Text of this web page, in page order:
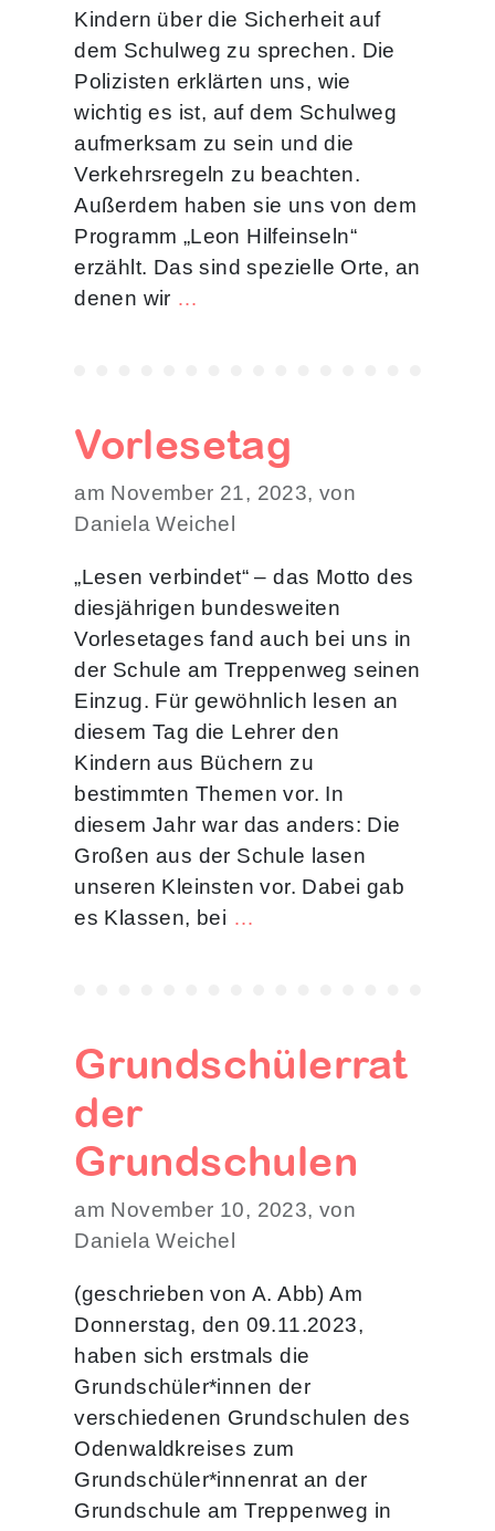
Kindern über die Sicherheit auf
dem Schulweg zu sprechen. Die
Polizisten erklärten uns, wie
wichtig es ist, auf dem Schulweg
aufmerksam zu sein und die
Verkehrsregeln zu beachten.
Außerdem haben sie uns von dem
Programm „Leon Hilfeinseln“
erzählt. Das sind spezielle Orte, an
denen wir …
Vorlesetag
am November 21, 2023, von
Daniela Weichel
„Lesen verbindet“ – das Motto des
diesjährigen bundesweiten
Vorlesetages fand auch bei uns in
der Schule am Treppenweg seinen
Einzug. Für gewöhnlich lesen an
diesem Tag die Lehrer den
Kindern aus Büchern zu
bestimmten Themen vor. In
diesem Jahr war das anders: Die
Großen aus der Schule lasen
unseren Kleinsten vor. Dabei gab
es Klassen, bei …
Grundschülerrat
der
Grundschulen
am November 10, 2023, von
Daniela Weichel
(geschrieben von A. Abb) Am
Donnerstag, den 09.11.2023,
haben sich erstmals die
Grundschüler*innen der
verschiedenen Grundschulen des
Odenwaldkreises zum
Grundschüler*innenrat an der
Grundschule am Treppenweg in